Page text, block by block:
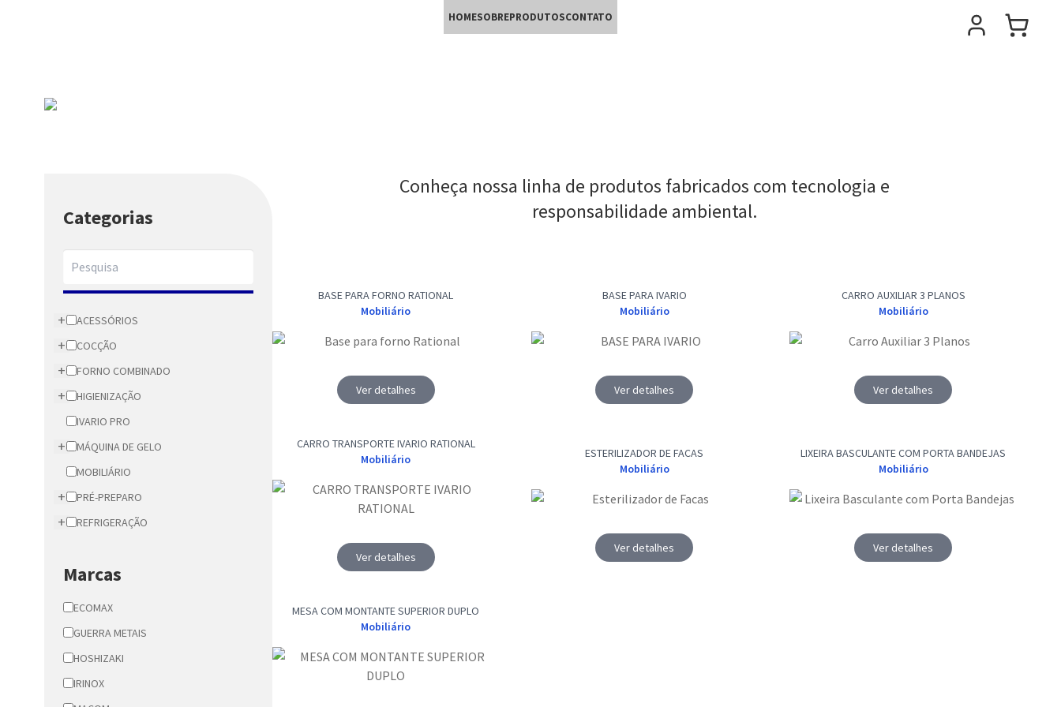
HOMESOBREPRODUTOSCONTATO
Categorias
+ ACESSÓRIOS
+ COCÇÃO
+ FORNO COMBINADO
+
HIGIENIZAÇÃO
IVARIO PRO
+
MÁQUINA DE GELO
MOBILIÁRIO
+ PRÉ-PREPARO
+ REFRIGERAÇÃO
Marcas
ECOMAX
GUERRA METAIS
HOSHIZAKI
IRINOX
Conheça nossa linha de produtos fabricados com tecnologia e
responsabilidade ambiental.
BASE PARA FORNO RATIONAL
Mobiliário
Ver detalhes
BASE PARA IVARIO
Mobiliário
Ver detalhes
CARRO AUXILIAR 3 PLANOS
Mobiliário
Ver detalhes
CARRO TRANSPORTE IVARIO RATIONAL
Mobiliário
Ver detalhes
ESTERILIZADOR DE FACAS
Mobiliário
Ver detalhes
LIXEIRA BASCULANTE COM PORTA BANDEJAS
Mobiliário
Ver detalhes
MESA COM MONTANTE SUPERIOR DUPLO
Mobiliário